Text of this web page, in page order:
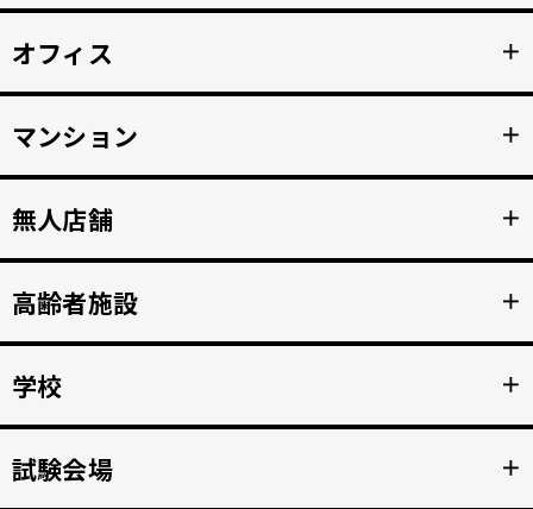
くし、紛失のリスクと再発行コストの削減。
詳細を見る >>
オフィス ＋
動勤怠管理。
詳細を見る >>
マンション ＋
スマホへ接続。 入居者の顔を認証して、手ぶらでドア解
錠。
詳細を見る >>
無人店舗 ＋
時間無人営業を実現。
詳細を見る >>
高齢者施設 ＋
検知、スマホへの着信アラートで重大事故を防止。
詳細を見る >>
学校 ＋
詳細を見る >>
試験会場 ＋